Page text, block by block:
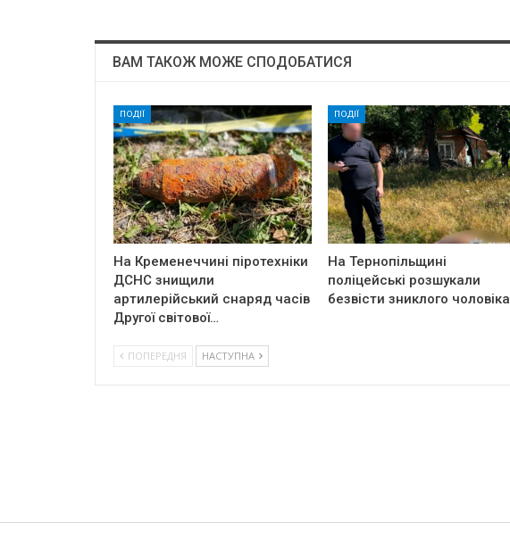
ВАМ ТАКОЖ МОЖЕ СПОДОБАТИСЯ
ПОДІЇ
На Кременеччині піротехніки
ДСНС знищили
артилерійський снаряд часів
Другої світової…
ПОДІЇ
На Тернопільщині
поліцейські розшукали
безвісти зниклого чоловіка
ПОПЕРЕДНЯ НАСТУПНА